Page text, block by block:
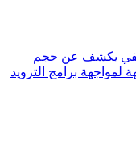
يكشف عن حجم
لمواجهة برامج التزويد